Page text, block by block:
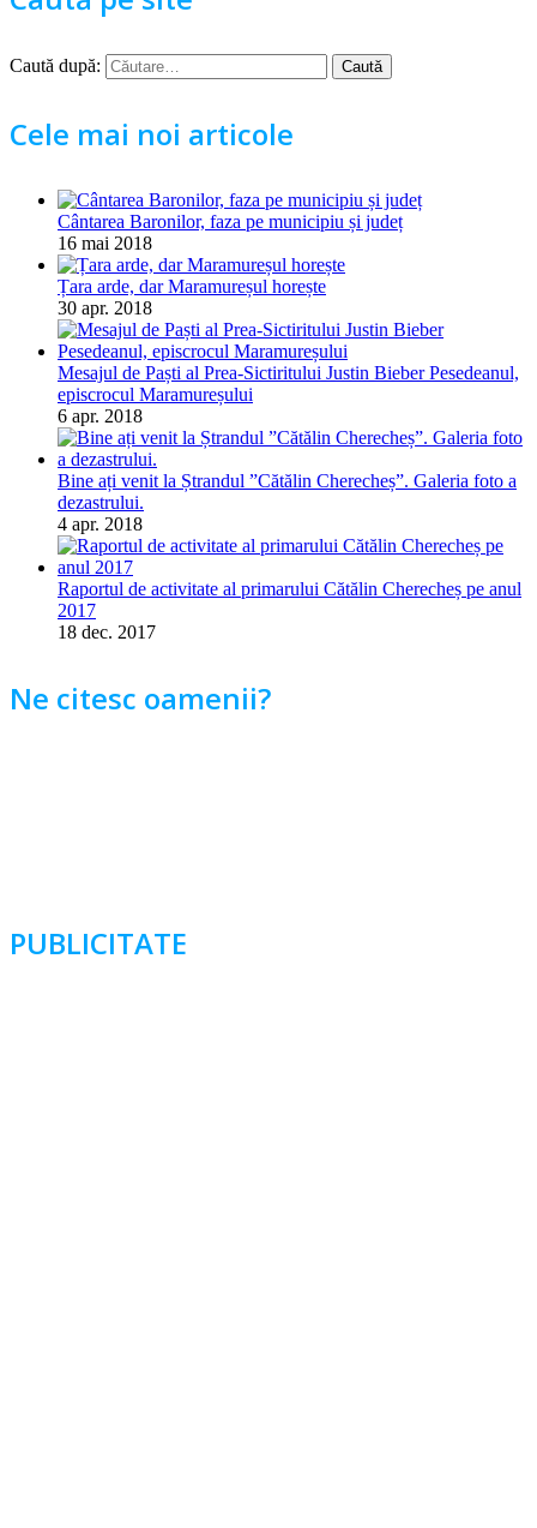
Caută după:
Cele mai noi articole
Cântarea Baronilor, faza pe municipiu și județ
16 mai 2018
Țara arde, dar Maramureșul horește
30 apr. 2018
Mesajul de Paști al Prea-Sictiritului Justin Bieber Pesedeanul,
episcrocul Maramureșului
6 apr. 2018
Bine ați venit la Ștrandul ”Cătălin Cherecheș”. Galeria foto a
dezastrului.
4 apr. 2018
Raportul de activitate al primarului Cătălin Cherecheș pe anul
2017
18 dec. 2017
Ne citesc oamenii?
PUBLICITATE